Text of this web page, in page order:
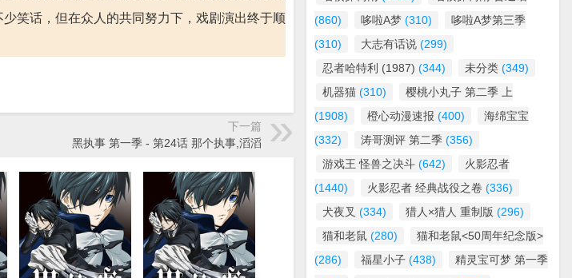
笑话，但在众人的共同努力下，戏剧演出终于顺
下一篇
黑执事 第一季 - 第24话 那个执事,滔滔
(860)
哆啦A梦 (310)
哆啦A梦第三季
(310)
大志有话说 (299)
忍者哈特利 (1987) (344) 未分类 (349)
机器猫 (310)
樱桃小丸子 第二季 上
(1908)
橙心动漫速报 (400)
海绵宝宝
(332)
涛哥测评 第二季 (356)
游戏王 怪兽之决斗 (642)
火影忍者
(1440)
火影忍者 经典战役之卷 (336)
犬夜叉 (334) 猎人×猎人 重制版 (296)
猫和老鼠 (280)
猫和老鼠<50周年纪念版>
(286)
福星小子 (438)
精灵宝可梦 第一季